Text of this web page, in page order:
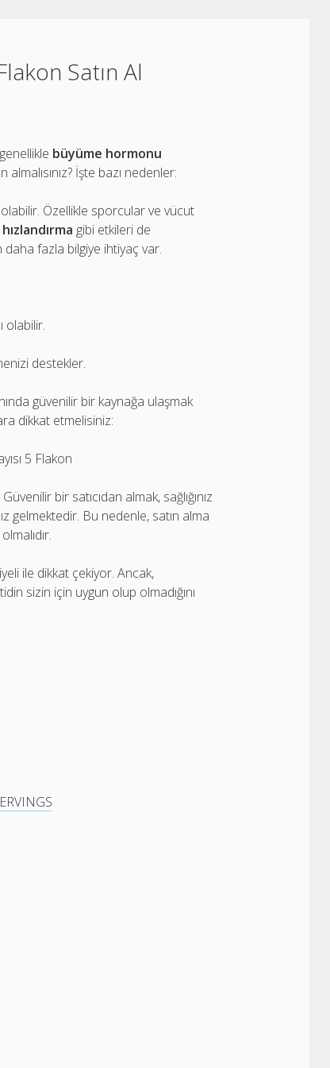
Satın Al
büyüme hormonu
almalısınız? İşte bazı nedenler:
olabilir. Özellikle sporcular ve vücut
gibi etkileri de
daha fazla bilgiye ihtiyaç var.
olabilir.
destekler.
güvenilir bir kaynağa ulaşmak
dikkat etmelisiniz:
5 Flakon
bir satıcıdan almak, sağlığınız
gelmektedir. Bu nedenle, satın alma
ile dikkat çekiyor. Ancak,
sizin için uygun olup olmadığını